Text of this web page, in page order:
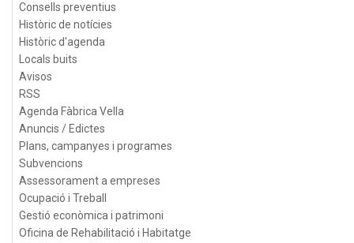
Consells preventius
Històric de notícies
Històric d'agenda
Locals buits
Avisos
RSS
Agenda Fàbrica Vella
Anuncis / Edictes
Plans, campanyes i programes
Subvencions
Assessorament a empreses
Ocupació i Treball
Gestió econòmica i patrimoni
Oficina de Rehabilitació i Habitatge